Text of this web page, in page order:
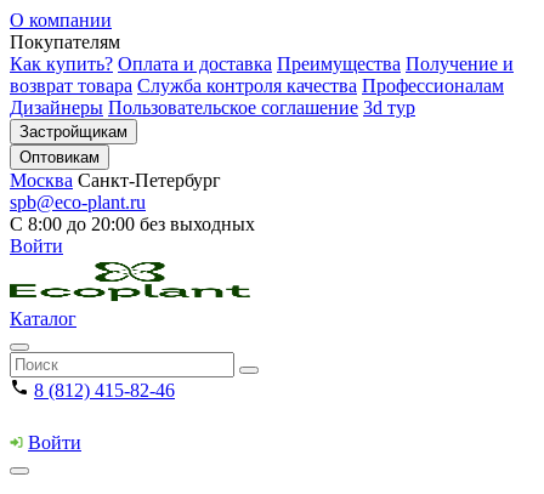
О компании
Покупателям
Как купить? Оплата и доставка Преимущества Получение и
возврат товара Служба контроля качества Профессионалам
Дизайнеры Пользовательское соглашение 3d тур
Застройщикам
Оптовикам
Москва Санкт-Петербург
spb@eco-plant.ru
С 8:00 до 20:00 без выходных
Войти
Каталог
8 (812) 415-82-46
Войти